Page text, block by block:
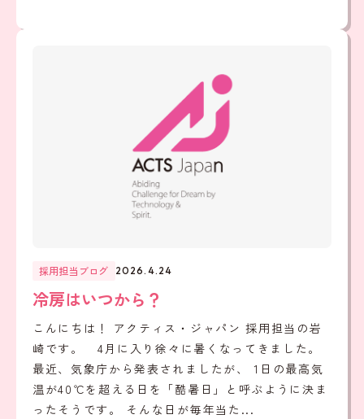
採用担当ブログ 2026.4.24
冷房はいつから？
こんにちは！ アクティス・ジャパン 採用担当の岩
崎です。 4月に入り徐々に暑くなってきました。
最近、気象庁から発表されましたが、 1日の最高気
温が40℃を超える日を「酷暑日」と呼ぶように決ま
ったそうです。 そんな日が毎年当た...